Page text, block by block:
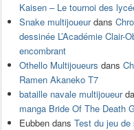
Kaisen – Le tournoi des
Snake multijoueurdans
dessinée L’Académie Clair-
encombrant
Othello Multijoueurs dans
Ramen Akaneko T7
bataille navale multijoueur
manga Bride Of The Death
Eubben dans Test du jeu